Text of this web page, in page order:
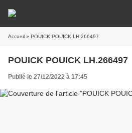
Accueil » POUICK POUICK LH.266497
POUICK POUICK LH.266497
Publié le 27/12/2022 à 17:45